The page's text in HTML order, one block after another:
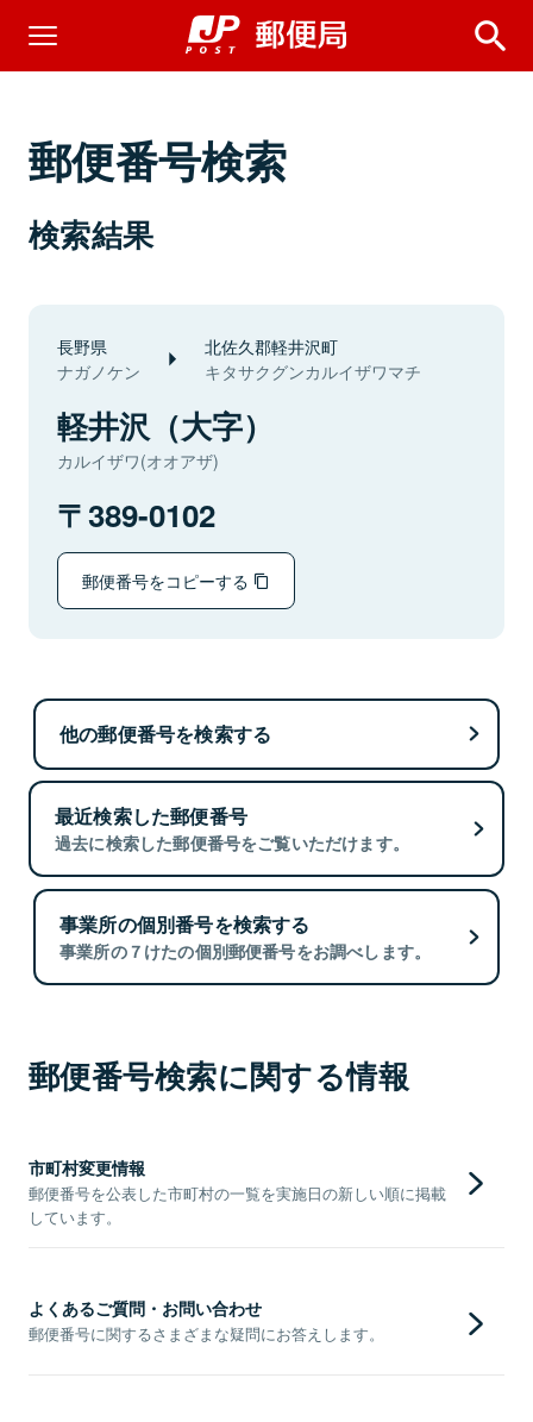
郵便番号検索
検索結果
長野県
ナガノケン
北佐久郡軽井沢町
キタサクグンカルイザワマチ
軽井沢（大字）
カルイザワ(オオアザ)
389-0102
郵便番号をコピーする
他の郵便番号を検索する
最近検索した郵便番号
過去に検索した郵便番号をご覧いただけます。
事業所の個別番号を検索する
事業所の７けたの個別郵便番号をお調べします。
郵便番号検索に関する情報
市町村変更情報
郵便番号を公表した市町村の一覧を実施日の新しい順に掲載
しています。
よくあるご質問・お問い合わせ
郵便番号に関するさまざまな疑問にお答えします。